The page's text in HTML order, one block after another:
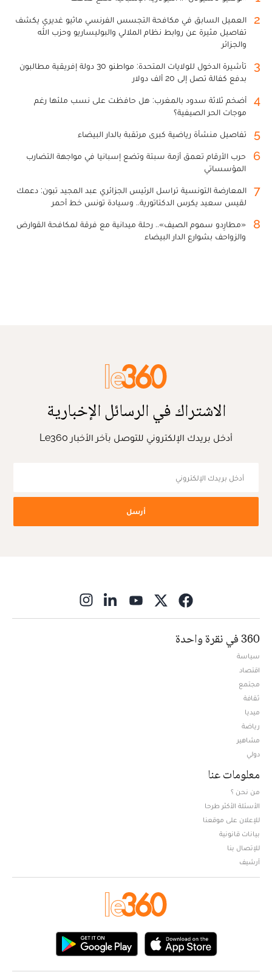
2
العميل السابق في مكافحة التجسس الفرنسي ماثيو غديري يكشف
تفاصيل مثيرة عن روابط نظام الملالي والبوليساريو وحزب الله
والجزائر
3
تأشيرة الدخول للولايات المتحدة: مواطنو 30 دولة إفريقية مطالبون
بدفع كفالة تصل إلى 20 ألف دولار
4
أضخم ثلاثة سدود بالمغرب: هل حافظت على نسب ملئها رغم
موجات الحر الصيفية؟
5 تفاصيل منشأة رياضية كبرى مرتقبة بالدار البيضاء
6
حرب الأرقام تعمق أزمة سبتة وتضع إسبانيا في مواجهة التضارب
المؤسساتي
7
المعارضة التونسية تراسل الرئيس الجزائري عبد المجيد تبون: دعمك
لقيس سعيد يكرس الدكتاتورية.. وسيادة تونس خط أحمر
8
«مطارِدو سموم الصيف».. رحلة ميدانية مع فرقة لمكافحة القوارض
والزواحف بشوارع الدار البيضاء
الاشتراك في الرسائل الإخبارية
أدخل بريدك الإلكتروني للتوصل بآخر الأخبار Le360
أرسل
360 في نقرة واحدة
سياسة
اقتصاد
مجتمع
ثقافة
ميديا
رياضة
مشاهير
دولي
معلومات عنا
من نحن ؟
الأسئلة الأكثر طرحا
للإعلان على موقعنا
بيانات قانونية
للإتصال بنا
أرشيف